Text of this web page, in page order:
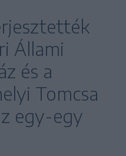
Állami
és a
Tomcsa
egy-egy